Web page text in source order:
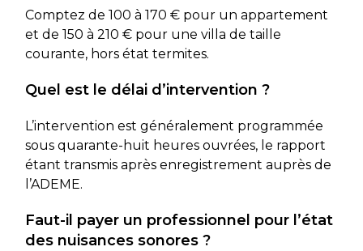
Comptez de 100 à 170 € pour un appartement
et de 150 à 210 € pour une villa de taille
courante, hors état termites.
Quel est le délai d’intervention ?
L’intervention est généralement programmée
sous quarante-huit heures ouvrées, le rapport
étant transmis après enregistrement auprès de
l’ADEME.
Faut-il payer un professionnel pour l’état
des nuisances sonores ?